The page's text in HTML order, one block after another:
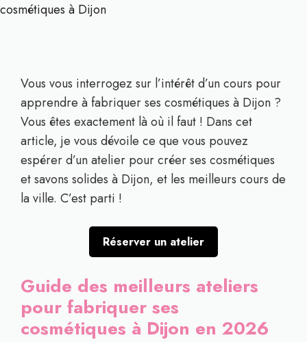
cosmétiques à Dijon
Vous vous interrogez sur l’intérêt d’un cours pour
apprendre à fabriquer ses cosmétiques à Dijon ?
Vous êtes exactement là où il faut ! Dans cet
article, je vous dévoile ce que vous pouvez
espérer d’un atelier pour créer ses cosmétiques
et savons solides à Dijon, et les meilleurs cours de
la ville. C’est parti !
Réserver un atelier
Guide des meilleurs ateliers
pour fabriquer ses
cosmétiques à Dijon en 2026